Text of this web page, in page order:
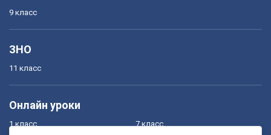
9 класс
ЗНО
11 класс
Онлайн уроки
1 класс 7 класс